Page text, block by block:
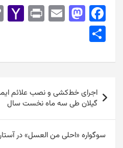
F
a
e
o
o
k
M
a
o
o
n
E
m
l
Pr
in
ai
l
ar
eراهبری
نوشته
گیلان طی سه ماه نخست سال
سوگواره «احلی من العسل» در